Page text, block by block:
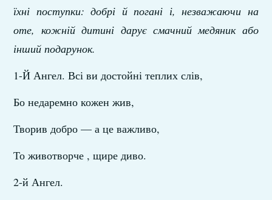
їхні поступки: добрі й погані і, незважаючи на
оте, кожній дитині дарує смачний медяник або
інший подарунок.
1-Й Ангел. Всі ви достойні теплих слів,
Бо недаремно кожен жив,
Творив добро — а це важливо,
То животворче , щире диво.
2-й Ангел.